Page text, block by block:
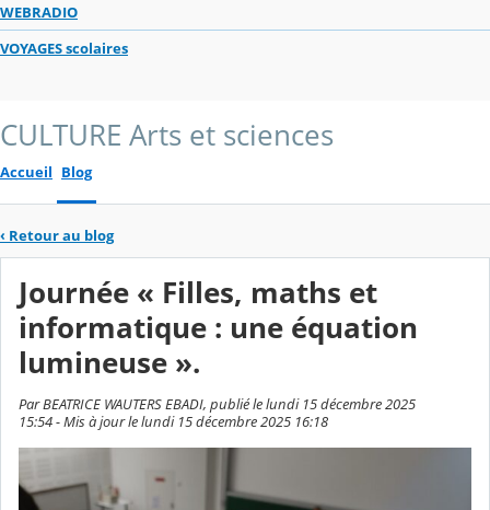
WEBRADIO
VOYAGES scolaires
CULTURE Arts et sciences
Accueil Blog
‹ Retour au blog
Journée « Filles, maths et
informatique : une équation
lumineuse ».
Par BEATRICE WAUTERS EBADI, publié le lundi 15 décembre 2025
15:54 - Mis à jour le lundi 15 décembre 2025 16:18